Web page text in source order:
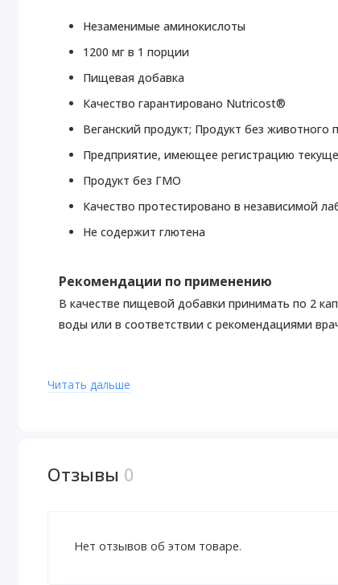
Незаменимые аминокислоты
1200 мг в 1 порции
Пищевая добавка
Качество гарантировано Nutricost®
Веганский продукт; Продукт без животного
Предприятие, имеющее регистрацию
Продукт без ГМО
Качество протестировано в независимой
Не содержит глютена
Рекомендации по применению
В качестве пищевой добавки принимать по 2
воды или в соответствии с рекомендациями
Для здоровых людей старше 18 лет. Перед
Хранить в сухом и прохладном месте.
Размер порции:2 капсулы
Читать дальше
Отзывы 0
Нет отзывов об этом товаре.